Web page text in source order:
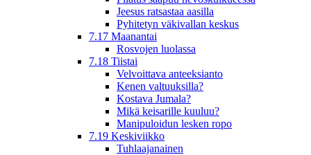
Jeesus ratsastaa aasilla
Pyhitetyn väkivallan keskus
7.17 Maanantai
Rosvojen luolassa
7.18 Tiistai
Velvoittava anteeksianto
Kenen valtuuksilla?
Kostava Jumala?
Mikä keisarille kuuluu?
Manipuloidun lesken ropo
7.19 Keskiviikko
Tuhlaajanainen